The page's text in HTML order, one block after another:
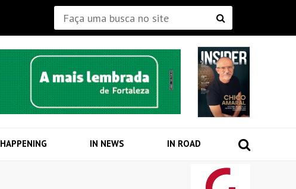
HAPPENING IN NEWS IN ROAD